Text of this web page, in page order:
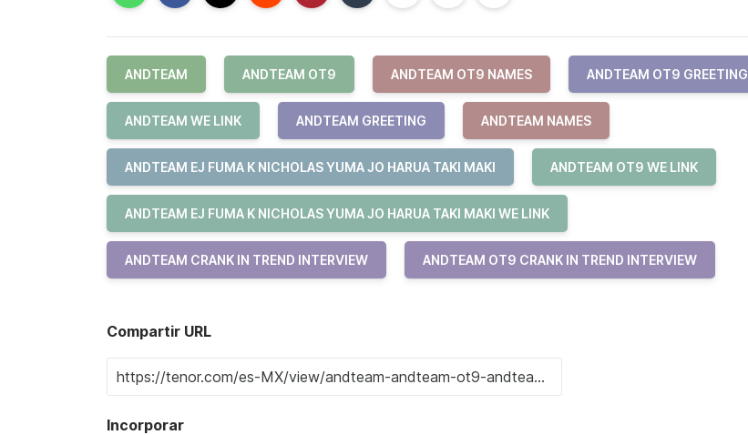
ANDTEAM ANDTEAM OT9 ANDTEAM OT9 NAMES ANDTEAM OT9 GREETING
ANDTEAM WE LINK ANDTEAM GREETING ANDTEAM NAMES
ANDTEAM EJ FUMA K NICHOLAS YUMA JO HARUA TAKI MAKI ANDTEAM OT9 WE LINK
ANDTEAM EJ FUMA K NICHOLAS YUMA JO HARUA TAKI MAKI WE LINK
ANDTEAM CRANK IN TREND INTERVIEW ANDTEAM OT9 CRANK IN TREND INTERVIEW
Compartir URL
Incorporar